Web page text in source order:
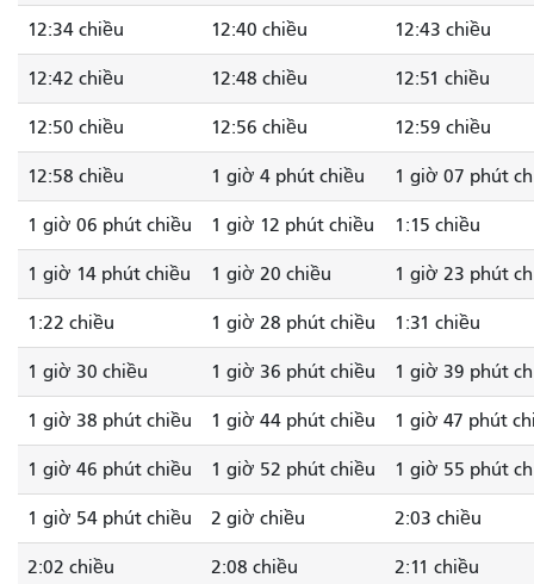
12:34 chiều 12:40 chiều 12:43 chiều
12:42 chiều 12:48 chiều 12:51 chiều
12:50 chiều 12:56 chiều 12:59 chiều
12:58 chiều 1 giờ 4 phút chiều 1 giờ 07 phút
1 giờ 06 phút chiều 1 giờ 12 phút chiều 1:15 chiều
1 giờ 14 phút chiều 1 giờ 20 chiều 1 giờ 23 phút
1:22 chiều 1 giờ 28 phút chiều 1:31 chiều
1 giờ 30 chiều 1 giờ 36 phút chiều 1 giờ 39 phút
1 giờ 38 phút chiều 1 giờ 44 phút chiều 1 giờ 47 phút
1 giờ 46 phút chiều 1 giờ 52 phút chiều 1 giờ 55 phút
1 giờ 54 phút chiều 2 giờ chiều 2:03 chiều
2:02 chiều 2:08 chiều 2:11 chiều